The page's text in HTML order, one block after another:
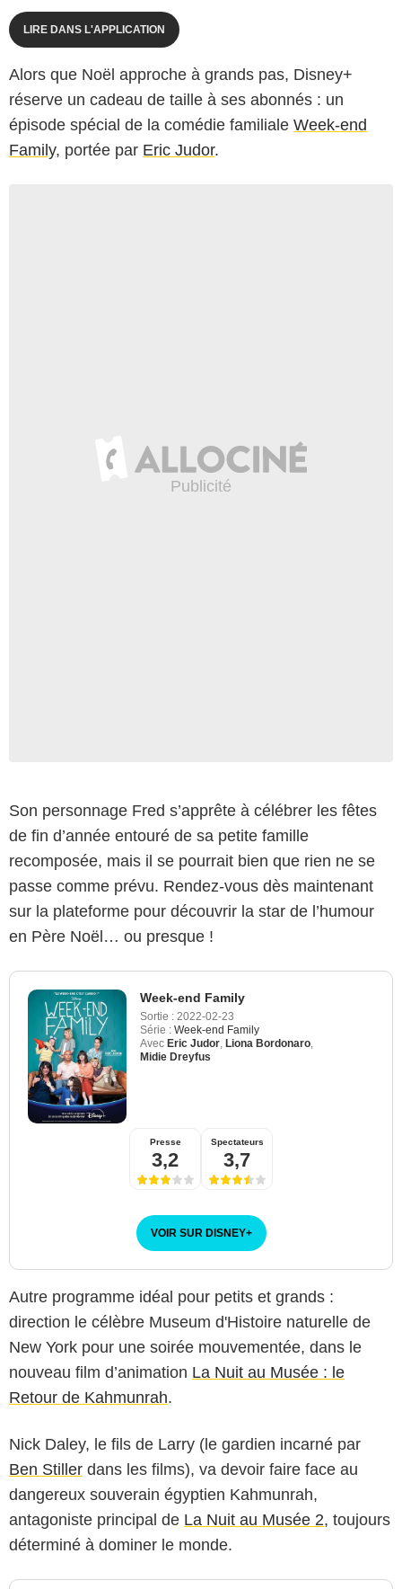
LIRE DANS L'APPLICATION
Alors que Noël approche à grands pas, Disney+
réserve un cadeau de taille à ses abonnés : un
épisode spécial de la comédie familiale Week-end
Family, portée par Eric Judor.
Son personnage Fred s’apprête à célébrer les fêtes
de fin d’année entouré de sa petite famille
recomposée, mais il se pourrait bien que rien ne se
passe comme prévu. Rendez-vous dès maintenant
sur la plateforme pour découvrir la star de l’humour
en Père Noël… ou presque !
Week-end Family
Sortie : 2022-02-23
Série : Week-end Family
Avec Eric Judor Liona Bordonaro
Midie Dreyfus
Presse
3,2
Spectateurs
3,7
VOIR SUR DISNEY+
Autre programme idéal pour petits et grands :
direction le célèbre Museum d'Histoire naturelle de
New York pour une soirée mouvementée, dans le
nouveau film d’animation La Nuit au Musée : le
Retour de Kahmunrah.
Nick Daley, le fils de Larry (le gardien incarné par
Ben Stiller dans les films), va devoir faire face au
dangereux souverain égyptien Kahmunrah,
antagoniste principal de La Nuit au Musée 2, toujours
déterminé à dominer le monde.